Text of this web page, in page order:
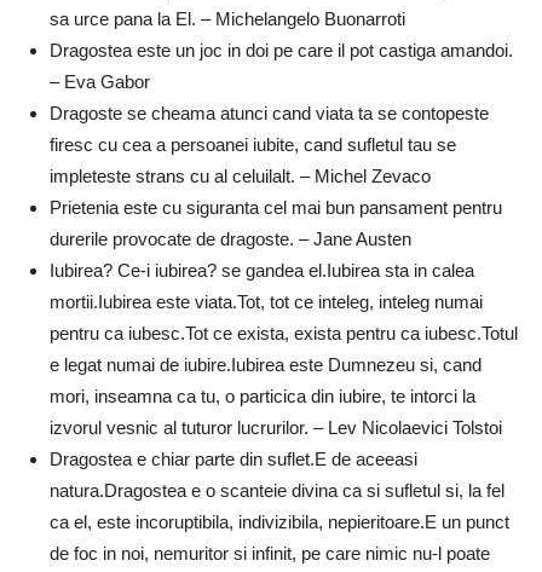
sa urce pana la El. – Michelangelo Buonarroti
Dragostea este un joc in doi pe care il pot castiga amandoi.
– Eva Gabor
Dragoste se cheama atunci cand viata ta se contopeste
firesc cu cea a persoanei iubite, cand sufletul tau se
impleteste strans cu al celuilalt. – Michel Zevaco
Prietenia este cu siguranta cel mai bun pansament pentru
durerile provocate de dragoste. – Jane Austen
Iubirea? Ce-i iubirea? se gandea el.Iubirea sta in calea
mortii.Iubirea este viata.Tot, tot ce inteleg, inteleg numai
pentru ca iubesc.Tot ce exista, exista pentru ca iubesc.Totul
e legat numai de iubire.Iubirea este Dumnezeu si, cand
mori, inseamna ca tu, o particica din iubire, te intorci la
izvorul vesnic al tuturor lucrurilor. – Lev Nicolaevici Tolstoi
Dragostea e chiar parte din suflet.E de aceeasi
natura.Dragostea e o scanteie divina ca si sufletul si, la fel
ca el, este incoruptibila, indivizibila, nepieritoare.E un punct
de foc in noi, nemuritor si infinit, pe care nimic nu-l poate